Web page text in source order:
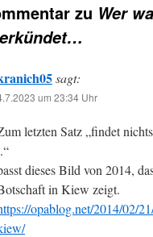
zu Wer
sagt:
um 23:34 Uhr
letzten Satz „findet
dieses Bild von 2014,
in Kiew zeigt.
opablog.net/2014/02/